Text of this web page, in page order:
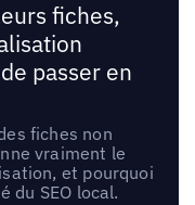
fiches,
passer en
fiches non
vraiment le
et pourquoi
du SEO local.